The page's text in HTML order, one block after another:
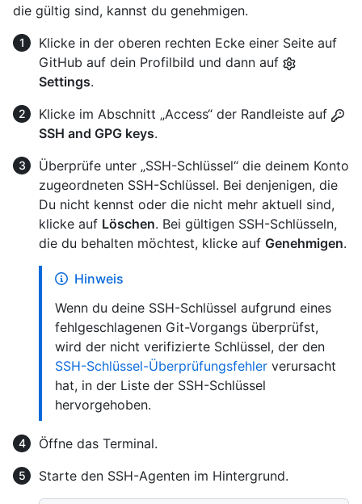
die gültig sind, kannst du genehmigen.
Klicke in der oberen rechten Ecke einer Seite auf
GitHub auf dein Profilbild und dann auf
Settings.
Klicke im Abschnitt „Access“ der Randleiste auf
SSH and GPG keys.
Überprüfe unter „SSH-Schlüssel“ die deinem Konto
zugeordneten SSH-Schlüssel. Bei denjenigen, die
Du nicht kennst oder die nicht mehr aktuell sind,
klicke auf Löschen. Bei gültigen SSH-Schlüsseln,
die du behalten möchtest, klicke auf Genehmigen.
Hinweis
Wenn du deine SSH-Schlüssel aufgrund eines
fehlgeschlagenen Git-Vorgangs überprüfst,
wird der nicht verifizierte Schlüssel, der den
SSH-Schlüssel-Überprüfungsfehler verursacht
hat, in der Liste der SSH-Schlüssel
hervorgehoben.
Öffne das Terminal.
Starte den SSH-Agenten im Hintergrund.